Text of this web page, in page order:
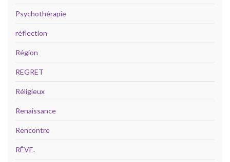
Psychothérapie
réflection
Région
REGRET
Réligieux
Renaissance
Rencontre
RÊVE.